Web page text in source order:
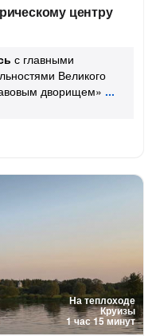
центру
с главными
Великого
дворищем»
На теплоходе
Круизы
1 час 15 минут